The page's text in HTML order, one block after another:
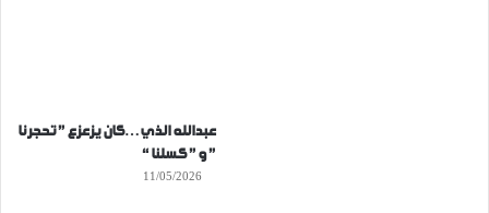
عبدالله الذي…كان يزعزع ” تحجرنا
” و ” كسلنا “
11/05/2026